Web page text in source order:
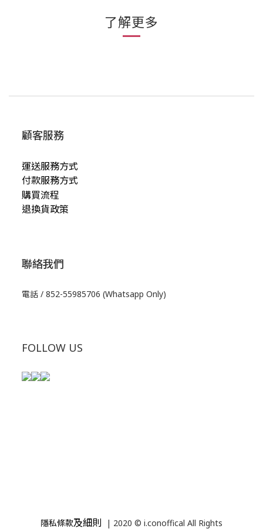
了解更多
顧客服務
運送服務方式
付款服務方式
購買流程
退換貨政策
聯絡我們
電話 / 852-55985706 (Whatsapp Only)
FOLLOW US
隱私條款及細則
| 2020 © i.conoffical All Rights